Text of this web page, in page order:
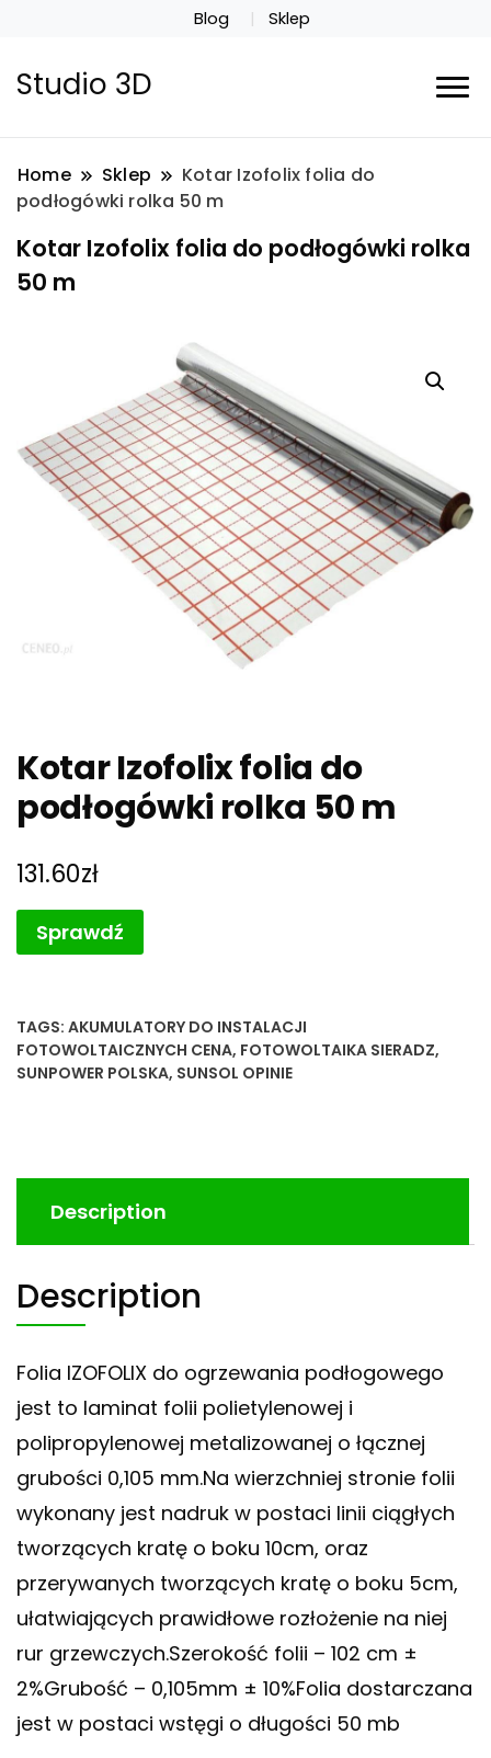
Blog Sklep
Studio 3D
Home Sklep
Kotar Izofolix folia do
podłogówki rolka 50 m
Kotar Izofolix folia do podłogówki rolka
50 m
Kotar Izofolix folia do
podłogówki rolka 50 m
131.60zł
Sprawdź
TAGS: AKUMULATORY DO INSTALACJI
FOTOWOLTAICZNYCH CENA, FOTOWOLTAIKA SIERADZ,
SUNPOWER POLSKA, SUNSOL OPINIE
Description
Description
Folia IZOFOLIX do ogrzewania podłogowego
jest to laminat folii polietylenowej i
polipropylenowej metalizowanej o łącznej
grubości 0,105 mm.Na wierzchniej stronie folii
wykonany jest nadruk w postaci linii ciągłych
tworzących kratę o boku 10cm, oraz
przerywanych tworzących kratę o boku 5cm,
ułatwiających prawidłowe rozłożenie na niej
rur grzewczych.Szerokość folii – 102 cm ±
2%Grubość – 0,105mm ± 10%Folia dostarczana
jest w postaci wstęgi o długości 50 mb